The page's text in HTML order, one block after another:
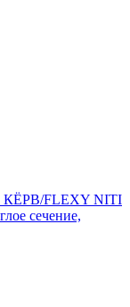
FLEXY NITI
сечение,